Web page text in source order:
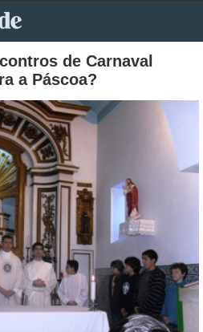
de Carnaval
a Páscoa?